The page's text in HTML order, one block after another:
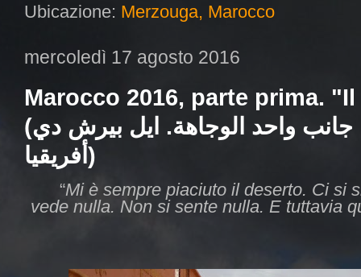
Ubicazione: Merzouga, Marocco
mercoledì 17 agosto 2016
Marocco 2016, parte prima.
(الماضيتان عام 2016، من جانب واحد الوجاهة. ايل بيرش دي
أفريقيا)
“Mi è sempre piaciuto il deserto. Ci si
vede nulla. Non si sente nulla. E tuttavia